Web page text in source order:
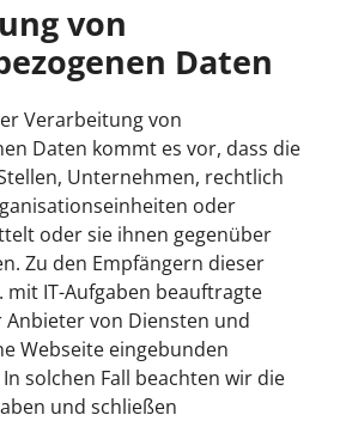
von
Daten
Verarbeitung von
Daten kommt es vor, dass die
Unternehmen, rechtlich
oder
oder sie ihnen gegenüber
Zu den Empfängern dieser
mit IT-Aufgaben beauftragte
von Diensten und
Webseite eingebunden
solchen Fall beachten wir die
und schließen